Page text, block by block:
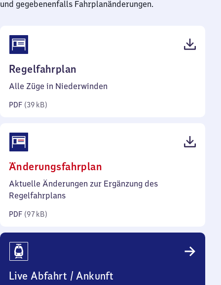
und gegebenenfalls Fahrplanänderungen.
Regelfahrplan
39
Alle Züge in Niederwinden
PDF (39 kB)
Änderungsfahrplan
97
Aktuelle Änderungen zur Ergänzung des
Regelfahrplans
PDF (97 kB)
Live Abfahrt / Ankunft